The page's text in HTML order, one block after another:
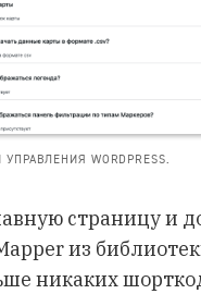
WORDPRESS.
страницу и
из
никаких